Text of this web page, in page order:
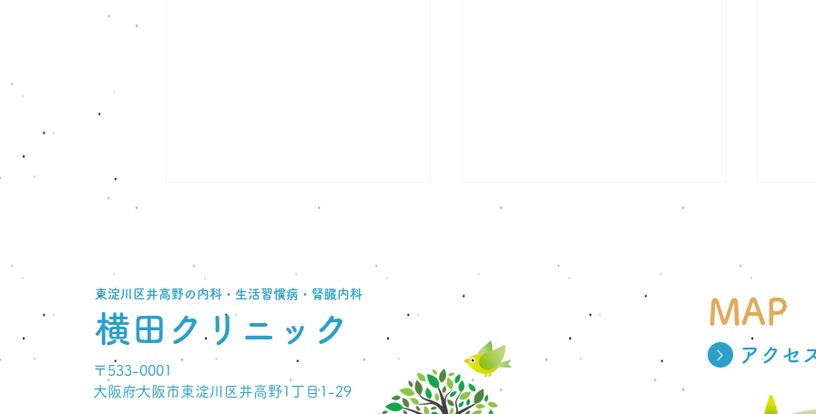
🌻夏季休診のお知らせ🌻
ただきありがとうございます。
当院は下記の期間を夏季休暇とさ
せていただきます。 📅 2026年8
月9日（日）～8月16日（日）期
間中は休診となります。 8月17日
（月）以降は通常診察となりま
す。 💊 定期受診・お薬のご確認
お盆の急病、東淀川区でまず
知る4つの窓口
高
東淀川区井高野の内科・生活習慣病・腎臓内科
横田クリニック
〒533-0001
大阪府大阪市東淀川区井高野1丁目1-29
MAP
アクセ